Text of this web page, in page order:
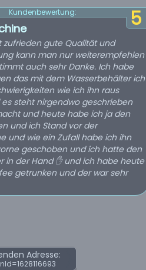
5
Kundenbewertung:
zufrieden gute Qualität und
kann man nur weiterempfehlen
auch sehr Danke. Ich habe
das mit dem Wasserbehälter ich
wie ich ihn raus
steht nirgendwo geschrieben
und heute habe ich ja den
und ich Stand vor der
und wie ein Zufall habe ich ihn
geschoben und ich hatte den
in der Hand ✋️ und ich habe heute
getrunken und der war sehr
Adresse: